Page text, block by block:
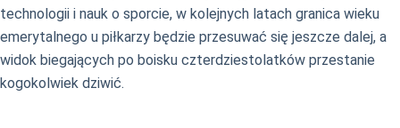
technologii i nauk o sporcie, w kolejnych latach granica wieku
emerytalnego u piłkarzy będzie przesuwać się jeszcze dalej, a
widok biegających po boisku czterdziestolatków przestanie
kogokolwiek dziwić.